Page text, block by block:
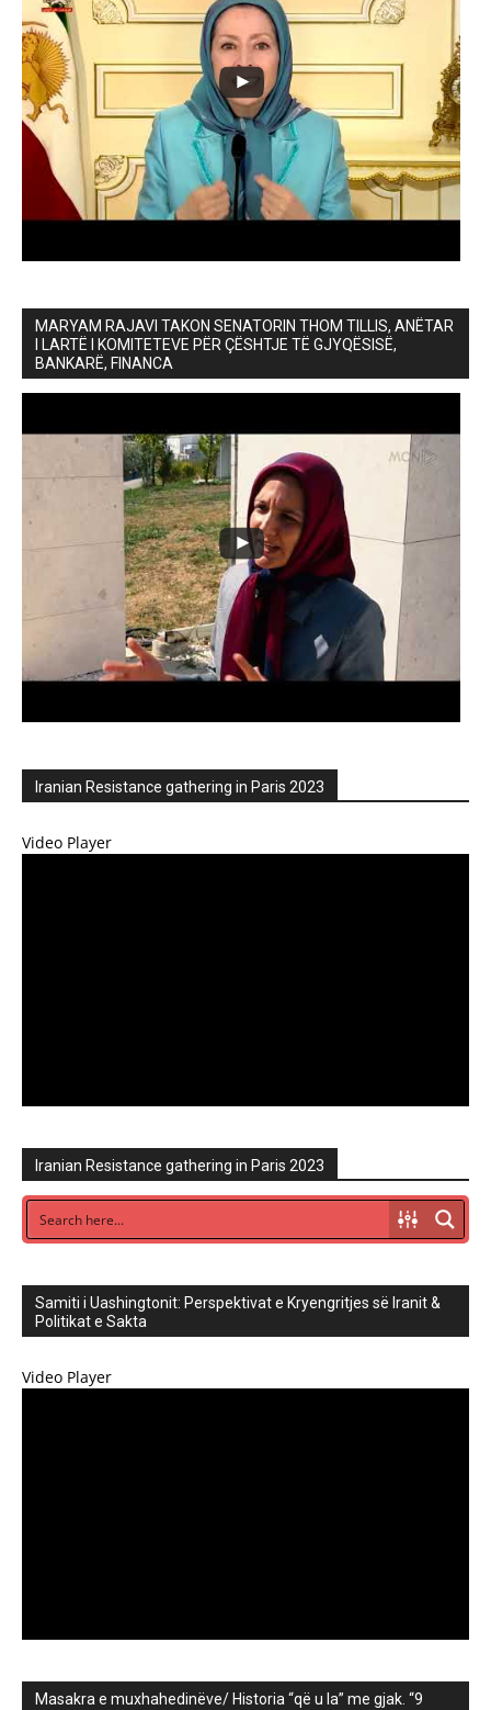
MARYAM RAJAVI TAKON SENATORIN THOM TILLIS, ANËTAR
I LARTË I KOMITETEVE PËR ÇËSHTJE TË GJYQËSISË,
BANKARË, FINANCA
Iranian Resistance gathering in Paris 2023
Video Player
Iranian Resistance gathering in Paris 2023
Samiti i Uashingtonit: Perspektivat e Kryengritjes së Iranit &
Politikat e Sakta
Video Player
Masakra e muxhahedinëve/ Historia “që u la” me gjak. “9